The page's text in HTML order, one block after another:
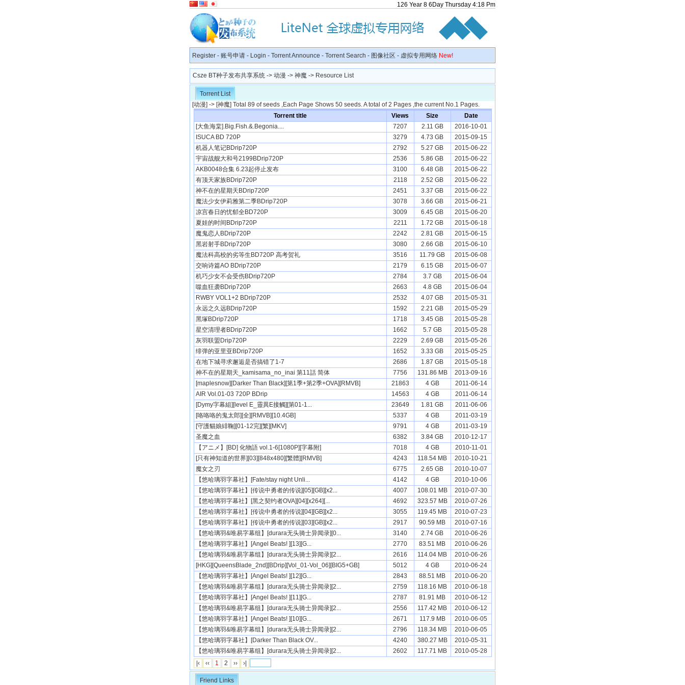
126 Year 8 6 Day Thursday 4:18 Pm
Register - 账号申请 - Login - Torrent Announce - Torrent Search - 图像社区 - 虚拟专用网络 New!
Csze BT种子发布共享系统 -> 动漫 -> 神魔 -> Resource List
Torrent List
[动漫] -> [神魔] Total 89 of seeds ,Each Page Shows 50 seeds. A total of 2 Pages ,the current No.1 Pages.
Torrent title
Views Size
Date
[大鱼海棠].Big.Fish.&.Begonia....
7207 2.11 GB
2016-10-01
ISUCA BD 720P
3279 4.73 GB
2015-09-15
机器人笔记BDrip720P
2792 5.27 GB
2015-06-22
宇宙战舰大和号2199BDrip720P
2536 5.86 GB
2015-06-22
AKB0048合集 6.23起停止发布
3100 6.48 GB
2015-06-22
有顶天家族BDrip720P
2118 2.52 GB
2015-06-22
神不在的星期天BDrip720P
2451 3.37 GB
2015-06-22
魔法少女伊莉雅第二季BDrip720P
3078 3.66 GB
2015-06-21
凉宫春日的忧郁全BD720P
3009 6.45 GB
2015-06-20
夏娃的时间BDrip720P
2211 1.72 GB
2015-06-18
魔鬼恋人BDrip720P
2242 2.81 GB
2015-06-15
黑岩射手BDrip720P
3080 2.66 GB
2015-06-10
魔法科高校的劣等生BD720P 高考贺礼
3516 11.79 GB
2015-06-08
交响诗篇AO BDrip720P
2179 6.15 GB
2015-06-07
机巧少女不会受伤BDrip720P
2784 3.7 GB
2015-06-04
噬血狂袭BDrip720P
2663 4.8 GB
2015-06-04
RWBY VOL1+2 BDrip720P
2532 4.07 GB
2015-05-31
永远之久远BDrip720P
1592 2.21 GB
2015-05-29
黑塚BDrip720P
1718 3.45 GB
2015-05-28
星空清理者BDrip720P
1662 5.7 GB
2015-05-28
灰羽联盟Drip720P
2229 2.69 GB
2015-05-26
绯弹的亚里亚BDrip720P
1652 3.33 GB
2015-05-25
在地下城寻求邂逅是否搞错了1-7
2686 1.87 GB
2015-05-18
神不在的星期天_kamisama_no_inai 第11話 简体
7756 131.86 MB
2013-09-16
[maplesnow][Darker Than Black][第1季+第2季+OVA][RMVB]
21863 4 GB
2011-06-14
AIR Vol.01-03 720P BDrip
14563 4 GB
2011-06-14
[Dymy字幕組][level E_靈異E接觸][第01-1...
23649 1.81 GB
2011-06-06
[咯咯咯的鬼太郎][全][RMVB][10.4GB]
5337 4 GB
2011-03-19
[守護貓娘緋鞠][01-12完][繁][MKV]
9791 4 GB
2011-03-19
圣魔之血
6382 3.84 GB
2010-12-17
【アニメ】[BD] 化物語 vol.1-6[1080P][字幕附]
7018 4 GB
2010-11-01
[只有神知道的世界][03][848x480][繁體][RMVB]
4243 118.54 MB
2010-10-21
魔女之刃
6775 2.65 GB
2010-10-07
【悠哈璃羽字幕社】[Fate/stay night Unli...
4142 4 GB
2010-10-06
【悠哈璃羽字幕社】[传说中勇者的传说][05][GB][x2...
4007 108.01 MB
2010-07-30
【悠哈璃羽字幕社】[黑之契约者OVA][04][x264][...
4692 323.57 MB
2010-07-26
【悠哈璃羽字幕社】[传说中勇者的传说][04][GB][x2...
3055 119.45 MB
2010-07-23
【悠哈璃羽字幕社】[传说中勇者的传说][03][GB][x2...
2917 90.59 MB
2010-07-16
【悠哈璃羽&唯易字幕组】[durara无头骑士异闻录][0...
3140 2.74 GB
2010-06-26
【悠哈璃羽字幕社】[Angel Beats! ][13][G...
2770 83.51 MB
2010-06-26
【悠哈璃羽&唯易字幕组】[durara无头骑士异闻录][2...
2616 114.04 MB
2010-06-26
[HKG][QueensBlade_2nd][BDrip][Vol_01-Vol_06][BIG5+GB]
5012 4 GB
2010-06-24
【悠哈璃羽字幕社】[Angel Beats! ][12][G...
2843 88.51 MB
2010-06-20
【悠哈璃羽&唯易字幕组】[durara无头骑士异闻录][2...
2759 118.16 MB
2010-06-18
【悠哈璃羽字幕社】[Angel Beats! ][11][G...
2787 81.91 MB
2010-06-12
【悠哈璃羽&唯易字幕组】[durara无头骑士异闻录][2...
2556 117.42 MB
2010-06-12
【悠哈璃羽字幕社】[Angel Beats! ][10][G...
2671 117.9 MB
2010-06-05
【悠哈璃羽&唯易字幕组】[durara无头骑士异闻录][2...
2796 118.34 MB
2010-06-05
【悠哈璃羽字幕社】[Darker Than Black OV...
4240 380.27 MB
2010-05-31
【悠哈璃羽&唯易字幕组】[durara无头骑士异闻录][2...
2602 117.71 MB
2010-05-28
|‹
‹‹ 1 2 ›› ›|
Friend Links